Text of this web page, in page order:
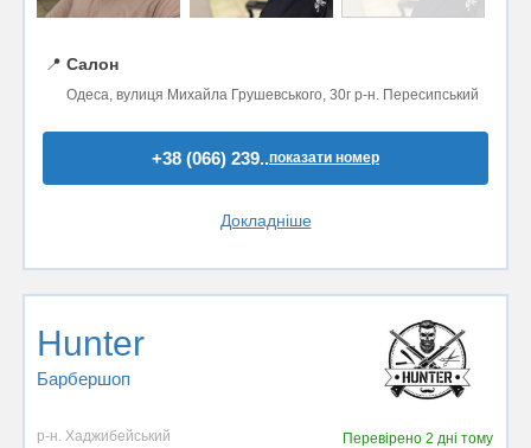
📍 Салон
Одеса, вулиця Михайла Грушевського, 30г р-н. Пересипський
+38 (066) 239..показати номер
Докладніше
Hunter
Барбершоп
р-н. Хаджибейський Перевірено2 дні тому